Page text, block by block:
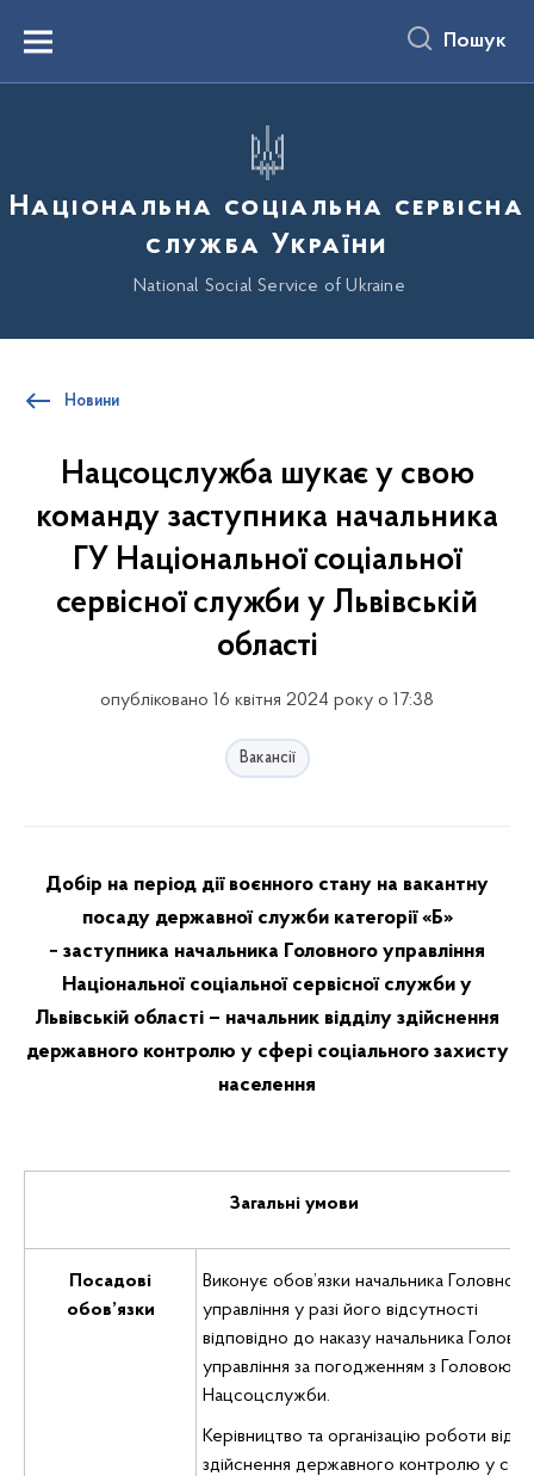
вмістуMenu Пошук
Національна соціальна сервісна
служба України
National Social Service of Ukraine
Новини
Нацсоцслужба шукає у свою
команду заступника начальника
ГУ Національної соціальної
сервісної служби у Львівській
області
опубліковано 16 квітня 2024 року о 17:38
Вакансії
Добір на період дії воєнного стану на вакантну
посаду державної служби категорії«Б»
− заступника начальника Головного управління
Національної соціальної сервісної служби у
Львівській області – начальник відділу здійснення
державного контролю у сфері соціального захисту
населення
Загальні умови
Посадові
обов’язки
Виконує обов’язки начальника Головного
управління у разі його відсутності
відповідно до наказу начальника
управління за погодженням з Головою
Нацсоцслужби.
Керівництво та організацію роботи
здійснення державного контролю у